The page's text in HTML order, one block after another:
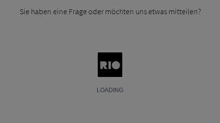
Sie haben eine Frage oder möchten uns etwas mitteilen?